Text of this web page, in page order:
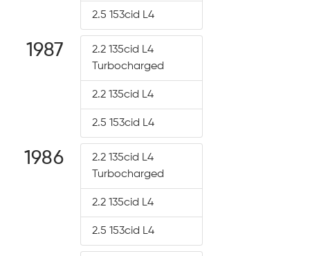
2.5 153cid L4
1987
2.2 135cid L4
Turbocharged
2.2 135cid L4
2.5 153cid L4
1986
2.2 135cid L4
Turbocharged
2.2 135cid L4
2.5 153cid L4